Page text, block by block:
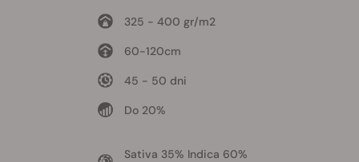
325 - 400 gr/m2
60-120cm
45 - 50 dni
Do 20%
Sativa 35% Indica 60%